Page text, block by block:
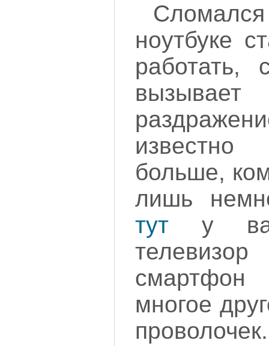
ноутбуке
работать,
больше,
лишь
тут у
многое
проволочек.